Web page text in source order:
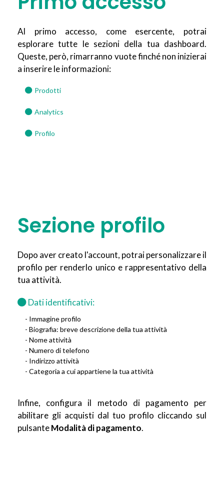
Al primo accesso, come esercente, potrai
esplorare tutte le sezioni della tua dashboard.
Queste, però, rimarranno vuote finché non inizierai
a inserire le informazioni:
Prodotti
Analytics
Profilo
Sezione profilo
Dopo aver creato l'account, potrai personalizzare il
profilo per renderlo unico e rappresentativo della
tua attività.
Dati identificativi:
- Immagine profilo
- Biografia: breve descrizione della tua attività
- Nome attività
- Numero di telefono
- Indirizzo attività
- Categoria a cui appartiene la tua attività
Infine, configura il metodo di pagamento per
abilitare gli acquisti dal tuo profilo cliccando sul
pulsanteModalità di pagamento.